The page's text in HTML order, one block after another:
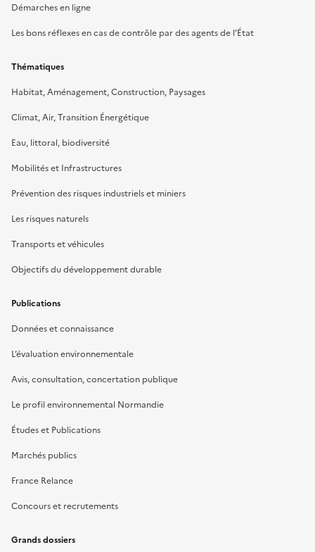
Démarches en ligne
Les bons réflexes en cas de contrôle par des agents de l’État
Thématiques
Habitat, Aménagement, Construction, Paysages
Climat, Air, Transition Énergétique
Eau, littoral, biodiversité
Mobilités et Infrastructures
Prévention des risques industriels et miniers
Les risques naturels
Transports et véhicules
Objectifs du développement durable
Publications
Données et connaissance
L’évaluation environnementale
Avis, consultation, concertation publique
Le profil environnemental Normandie
Études et Publications
Marchés publics
France Relance
Concours et recrutements
Grands dossiers